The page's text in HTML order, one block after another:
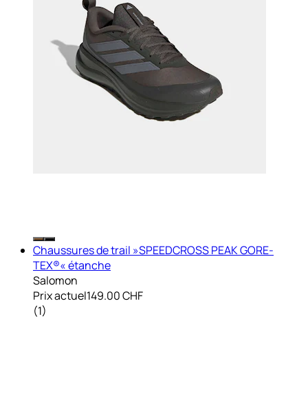
Chaussures de trail »SPEEDCROSS PEAK GORE-
TEX®« étanche
Salomon
Prix actuel149.00 CHF
(1)